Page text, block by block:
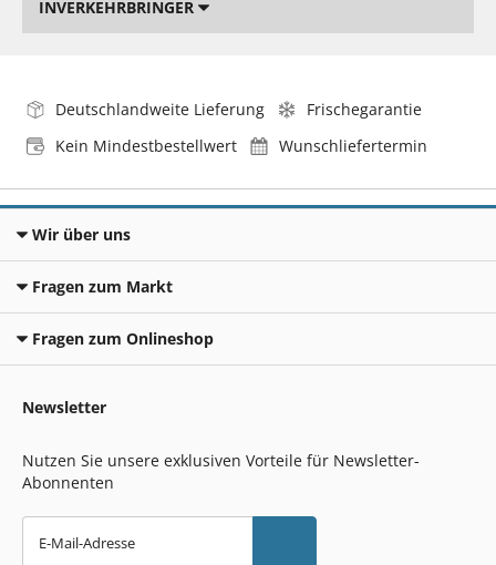
INVERKEHRBRINGER
Deutschlandweite Lieferung
Frischegarantie
Kein Mindestbestellwert
Wunschliefertermin
Wir über uns
Fragen zum Markt
Fragen zum Onlineshop
Newsletter
Nutzen Sie unsere exklusiven Vorteile für Newsletter-
Abonnenten
E-Mail-Adresse